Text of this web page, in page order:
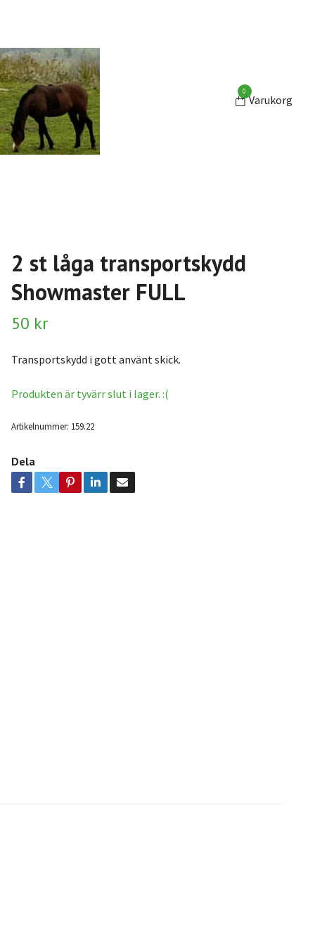
0
Varukorg
2 st låga transportskydd
Showmaster FULL
50 kr
Transportskydd i gott använt skick.
Produkten är tyvärr slut i lager. :(
Artikelnummer: 159.22
Dela